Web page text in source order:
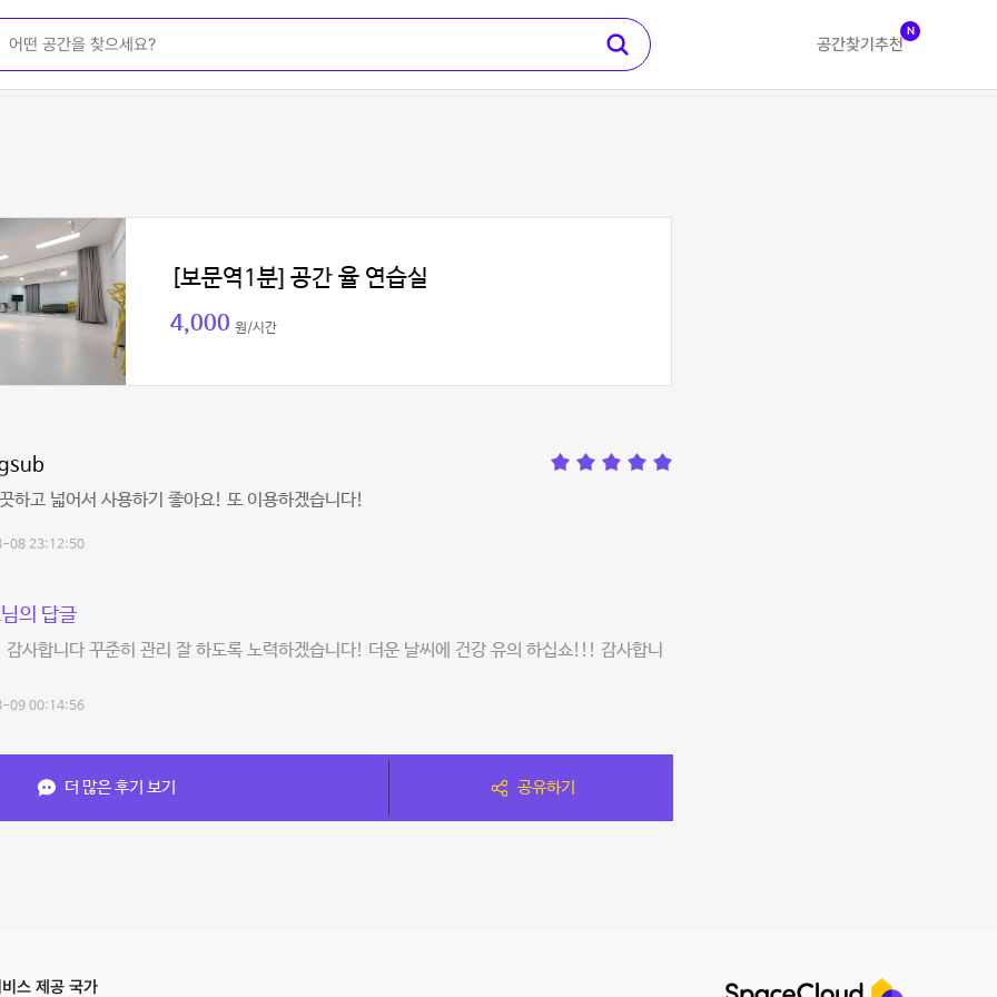
공간찾기 추천
N
[보문역1분] 공간 율 연습실
4,000 원/시간
하고 넓어서 사용하기 좋아요! 또 이용하겠습니다!
08 23:12:50
의 답글
사합니다 꾸준히 관리 잘 하도록 노력하겠습니다! 더운 날씨에 건강 유의 하십쇼!!! 감사합니
09 00:14:56
더 많은 후기 보기 공유하기
스 제공 국가